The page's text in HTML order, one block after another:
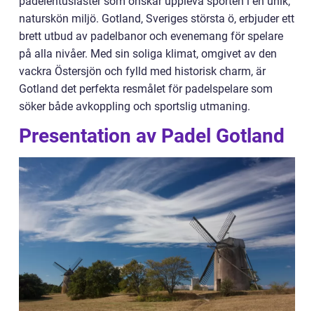
naturskön miljö. Gotland, Sveriges största ö, erbjuder ett
brett utbud av padelbanor och evenemang för spelare
på alla nivåer. Med sin soliga klimat, omgivet av den
vackra Östersjön och fylld med historisk charm, är
Gotland det perfekta resmålet för padelspelare som
söker både avkoppling och sportslig utmaning.
Presentation av Padel Gotland